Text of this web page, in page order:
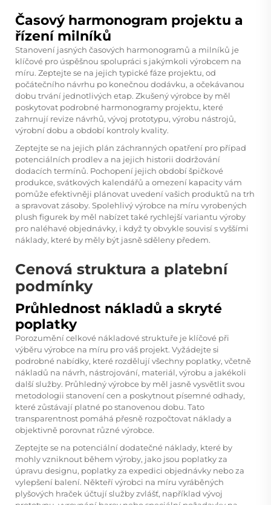
Časový harmonogram projektu a
řízení milníků
Stanovení jasných časových harmonogramů a milníků je
klíčové pro úspěšnou spolupráci s jakýmkoli výrobcem na
míru. Zeptejte se na jejich typické fáze projektu, od
počátečního návrhu po konečnou dodávku, a očekávanou
dobu trvání jednotlivých etap. Zkušený výrobce by měl
poskytovat podrobné harmonogramy projektu, které
zahrnují revize návrhů, vývoj prototypu, výrobu nástrojů,
výrobní dobu a období kontroly kvality.
Zeptejte se na jejich plán záchranných opatření pro případ
potenciálních prodlev a na jejich historii dodržování
dodacích termínů. Pochopení jejich období špičkové
produkce, svátkových kalendářů a omezení kapacity vám
pomůže efektivněji plánovat uvedení vašich produktů na trh
a spravovat zásoby. Spolehlivý výrobce na míru vyrobených
plush figurek by měl nabízet také rychlejší variantu výroby
pro naléhavé objednávky, i když ty obvykle souvisí s vyššími
náklady, které by měly být jasně sděleny předem.
Cenová struktura a platební
podmínky
Průhlednost nákladů a skryté
poplatky
Porozumění celkové nákladové struktuře je klíčové při
výběru výrobce na míru pro váš projekt. Vyžádejte si
podrobné nabídky, které rozdělují všechny poplatky, včetně
nákladů na návrh, nástrojování, materiál, výrobu a jakékoli
další služby. Průhledný výrobce by měl jasně vysvětlit svou
metodologii stanovení cen a poskytnout písemné odhady,
které zůstávají platné po stanovenou dobu. Tato
transparentnost pomáhá přesně rozpočtovat náklady a
objektivně porovnat různé výrobce.
Zeptejte se na potenciální dodatečné náklady, které by
mohly vzniknout během výroby, jako jsou poplatky za
úpravu designu, poplatky za expedici objednávky nebo za
vylepšení balení. Někteří výrobci na míru vyráběných
plyšových hraček účtují služby zvlášť, například vývoj